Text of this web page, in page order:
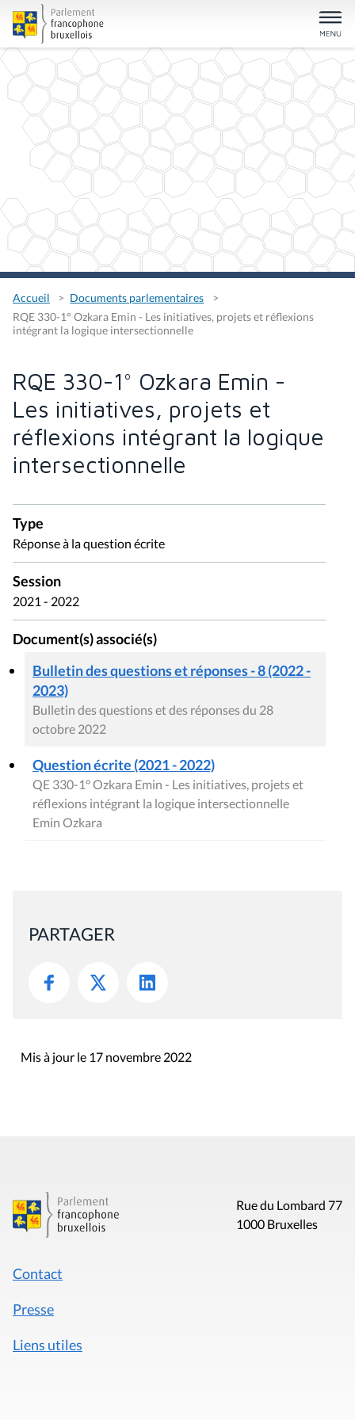
Accueil
Documents parlementaires
RQE 330-1° Ozkara Emin - Les initiatives, projets et réflexions
intégrant la logique intersectionnelle
RQE 330-1° Ozkara Emin -
Les initiatives, projets et
réflexions intégrant la logique
intersectionnelle
Type
Réponse à la question écrite
Session
2021 - 2022
Document(s) associé(s)
Bulletin des questions et réponses - 8 (2022 -
2023)
Bulletin des questions et des réponses du 28
octobre 2022
Question écrite (2021 - 2022)
QE 330-1° Ozkara Emin - Les initiatives, projets et
réflexions intégrant la logique intersectionnelle
Emin Ozkara
PARTAGER
Mis à jour le 17 novembre 2022
Rue du Lombard 77
1000 Bruxelles
Contact
Presse
Liens utiles